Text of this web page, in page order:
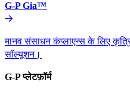
G-P Gia™​​
मानव संसाधन कंप्लाएन्स के लिए
सॉल्यूशन।​​
G-P प्लेटफ़ॉर्म​​